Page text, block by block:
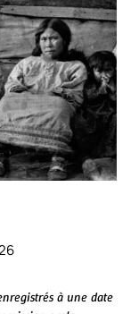
à une date